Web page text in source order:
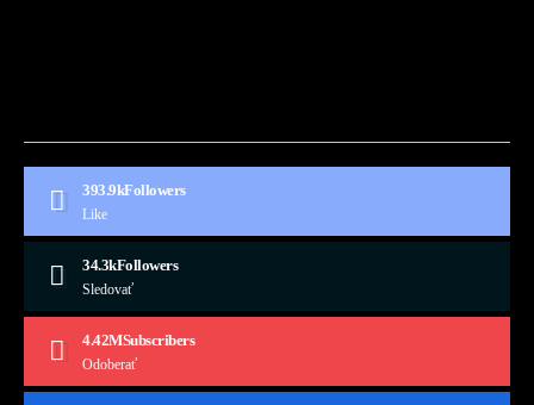
393.9kFollowers
Like
34.3kFollowers
Sledovať
4.42MSubscribers
Odoberať